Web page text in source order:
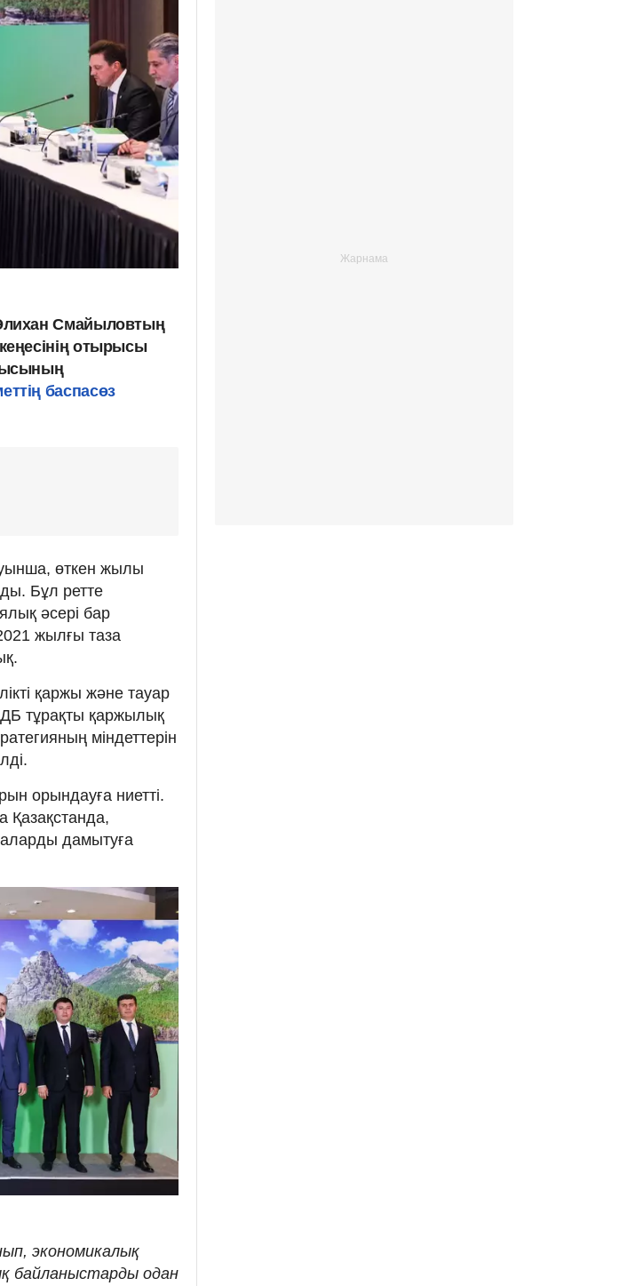
Смайыловтың
отырысы
баспасөз
өткен жылы
Бұл ретте
әсері бар
жылғы таза
қаржы және тауар
тұрақты қаржылық
міндеттерін
орындауға ниетті.
Қазақстанда,
дамытуға
экономикалық
байланыстарды одан